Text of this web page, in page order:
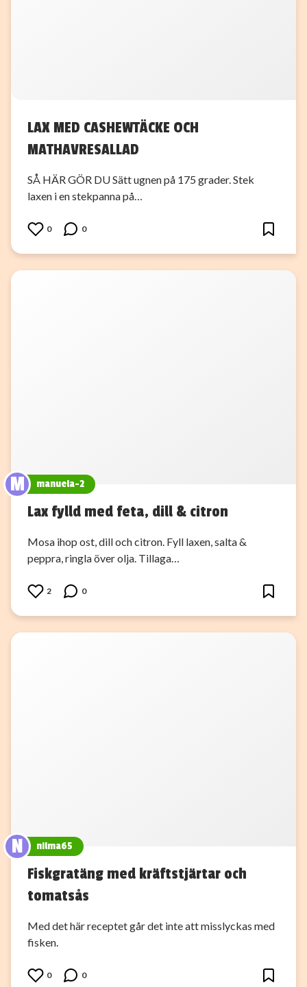
LAX MED CASHEWTÄCKE OCH
MATHAVRESALLAD
SÅ HÄR GÖR DU Sätt ugnen på 175 grader. Stek
laxen i en stekpanna på…
0 0
M manuela-2
Lax fylld med feta, dill & citron
Mosa ihop ost, dill och citron. Fyll laxen, salta &
peppra, ringla över olja. Tillaga…
2 0
N nilma65
Fiskgratäng med kräftstjärtar och
tomatsås
Med det här receptet går det inte att misslyckas med
fisken.
0 0